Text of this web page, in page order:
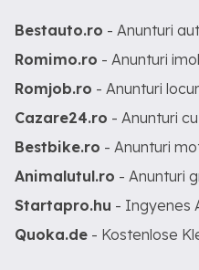
Bestauto.ro - Anunturi
Romimo.ro - Anunturi
Romjob.ro - Anunturi
Cazare24.ro - Anunturi
Bestbike.ro - Anunturi
Animalutul.ro - Anunturi
Startapro.hu - Ingyenes
Quoka.de - Kostenlose